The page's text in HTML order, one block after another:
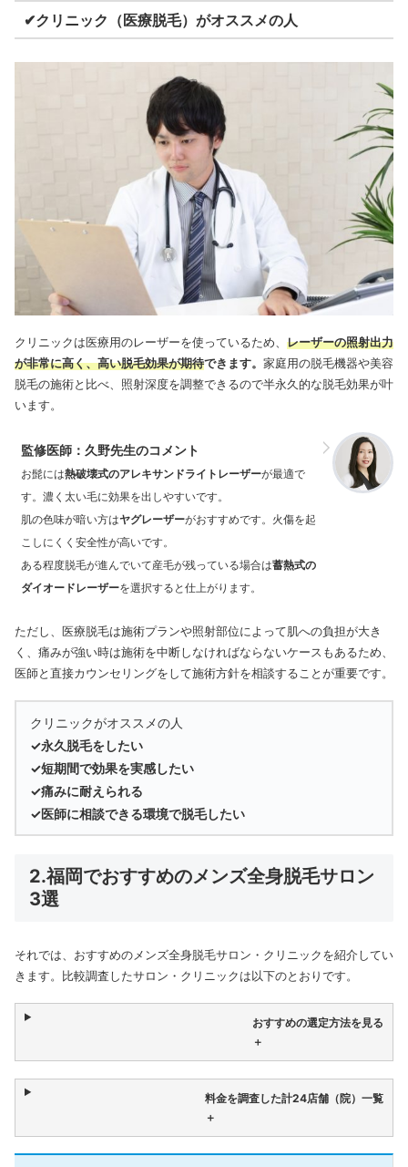
✔クリニック（医療脱毛）がオススメの人
クリニックは医療用のレーザーを使っているため、 レーザーの照射出力
が非常に高く、高い脱毛効果が期待できます。 家庭用の脱毛機器や美容
脱毛の施術と比べ、照射深度を調整できるので半永久的な脱毛効果が叶
います。
監修医師：久野先生のコメント
お髭には熱破壊式のアレキサンドライトレーザーが最適で
す。濃く太い毛に効果を出しやすいです。
肌の色味が暗い方はヤグレーザーがおすすめです。火傷を起
こしにくく安全性が高いです。
ある程度脱毛が進んでいて産毛が残っている場合は蓄熱式の
ダイオードレーザーを選択すると仕上がります。
ただし、医療脱毛は施術プランや照射部位によって肌への負担が大き
く、痛みが強い時は施術を中断しなければならないケースもあるため、
医師と直接カウンセリングをして施術方針を相談することが重要です。
クリニックがオススメの人
✓永久脱毛をしたい
✓短期間で効果を実感したい
✓痛みに耐えられる
✓医師に相談できる環境で脱毛したい
2.福岡でおすすめのメンズ全身脱毛サロン
3選
それでは、おすすめのメンズ全身脱毛サロン・クリニックを紹介してい
きます。比較調査したサロン・クリニックは以下のとおりです。
おすすめの選定方法を見る
＋
料金を調査した計24店舗（院）一覧
＋